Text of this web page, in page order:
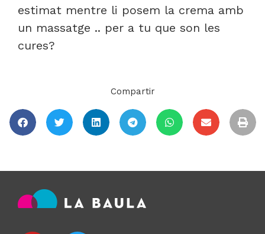
estimat mentre li posem la crema amb
un massatge .. per a tu que son les
cures?
Compartir